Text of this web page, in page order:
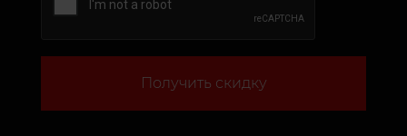
Получить скидку